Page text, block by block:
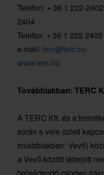
Telefon: + 36 1 222-
2404
Telefax: + 36 1 222 2405
e-mail: terc@terc.hu
www.terc.hu
Továbbiakban: TERC
A TERC Kft. és a
során a vele üzleti
továbbiakban: Vevő)
a Vevő között létrejött